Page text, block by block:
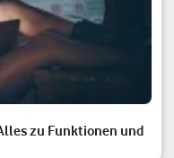
zu Funktionen und